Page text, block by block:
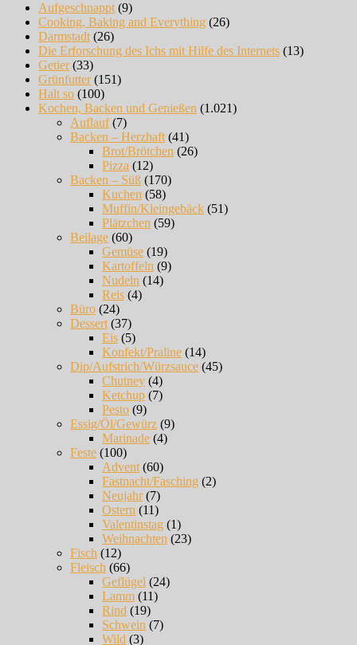
Aufgeschnappt (9)
Cooking, Baking and Everything (26)
Darmstadt (26)
Die Erforschung des Ichs mit Hilfe des Internets (13)
Getier(33)
Grünfutter(151)
Halt so (100)
Kochen, Backen und Genießen (1.021)
Auflauf(7)
Backen – Herzhaft (41)
Brot/Brötchen (26)
Pizza (12)
Backen – Süß (170)
Kuchen (58)
Muffin/Kleingebäck (51)
Plätzchen (59)
Beilage (60)
Gemüse (19)
Kartoffeln (9)
Nudeln (14)
Reis (4)
Büro (24)
Dessert (37)
Eis (5)
Konfekt/Praline (14)
Dip/Aufstrich/Würzsauce (45)
Chutney (4)
Ketchup (7)
Pesto (9)
Essig/Öl/Gewürz (9)
Marinade (4)
Feste (100)
Advent (60)
Fastnacht/Fasching (2)
Neujahr(7)
Ostern (11)
Valentinstag (1)
Weihnachten (23)
Fisch (12)
Fleisch (66)
Geflügel (24)
Lamm (11)
Rind (19)
Schwein (7)
Wild (3)